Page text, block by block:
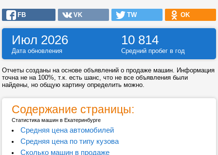
FB VK TW OK
Июл 2026 10 814
Дата обновления Средний пробег в год
Отчеты созданы на основе объявлений о продаже машин. Информация
точна не на 100%, т.к. есть шанс, что не все объявления были
найдены, но общую картину определить можно.
Содержание страницы:
Статистика машин в Екатеринбурге
Средняя цена автомобилей
Средняя цена по типу кузова
Сколько машин в продаже